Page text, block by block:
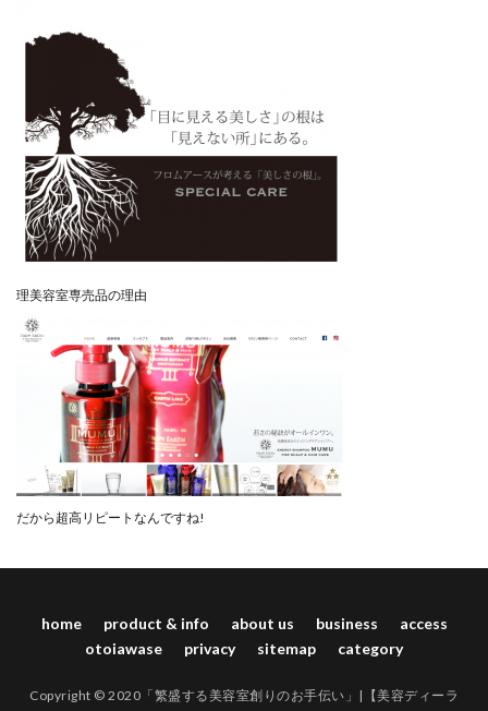
理美容室専売品の理由
だから超高リピートなんですね!
home product & info about us business
access
otoiawase
privacy sitemap category
Copyright © 2020「繁盛する美容室創りのお手伝い」|【美容ディーラ